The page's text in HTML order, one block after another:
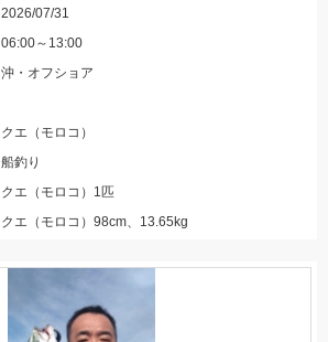
2026/07/31
06:00～13:00
沖・オフショア
クエ（モロコ）
船釣り
クエ（モロコ）1匹
クエ（モロコ）98cm、13.65kg